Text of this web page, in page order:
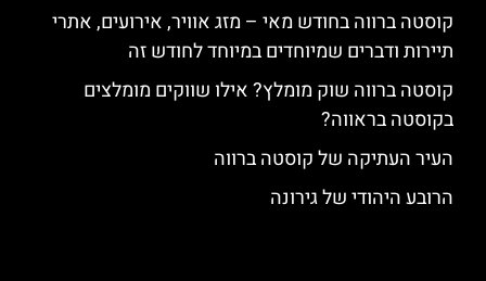
קוסטה ברווה בחודש מאי – מזג אוויר, אירועים, אתרי
תיירות ודברים שמיוחדים במיוחד לחודש זה
קוסטה ברווה שוק מומלץ? אילו שווקים מומלצים
בקוסטה בראווה?
העיר העתיקה של קוסטה ברווה
הרובע היהודי של גירונה